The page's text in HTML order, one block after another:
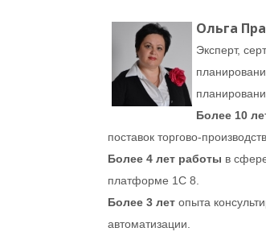
Ольга
Эксперт,
Более 10
поставок торгово-
Более 4 лет работы в
платформе 1С 8.
Более 3 лет опыта
автоматизации.